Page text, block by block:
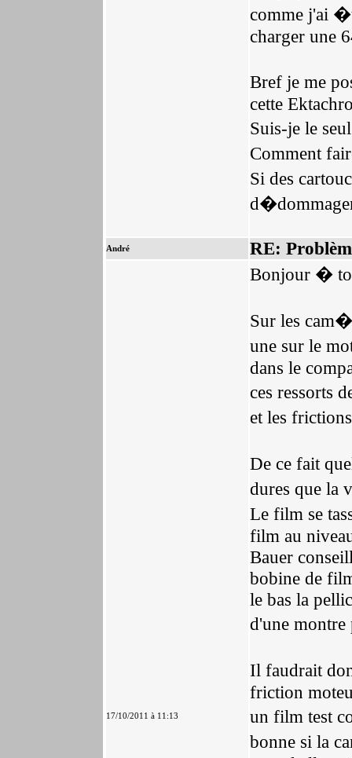
comme j'ai
charger une
Bref je me
cette
Suis-je le
Comment
Si des
André RE:
17/10/2011 à 11:13
Bonjour �
Sur les
une sur le
dans le
ces ressorts
et les
De ce fait
dures que la
Le film se
film au
Bauer
bobine de
le bas la
d'une
Il faudrait
friction
un film test
bonne si la